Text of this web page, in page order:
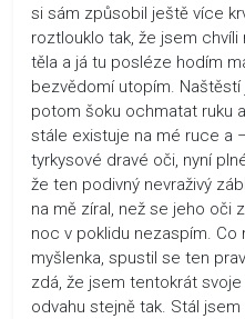
si sám způsobil ještě více
roztlouklo tak, že jsem
těla a já tu posléze hodím
bezvědomí utopím.
potom šoku ochmatat ruku
stále existuje na mé ruce a
tyrkysové dravé oči, nyní
že ten podivný nevraživý
na mě zíral, než se jeho oči
noc v poklidu nezaspím. Co
myšlenka, spustil se ten
zdá, že jsem tentokrát
odvahu stejně tak. Stál